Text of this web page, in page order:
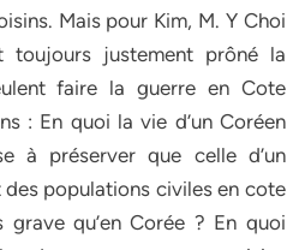
Mais pour Kim, M. Y Choi
justement prôné la
faire la guerre en Cote
: En quoi la vie d’un Coréen
à préserver que celle d’un
populations civiles en cote
grave qu’en Corée ? En quoi